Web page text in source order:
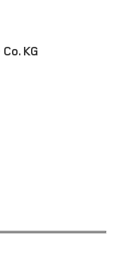
KG